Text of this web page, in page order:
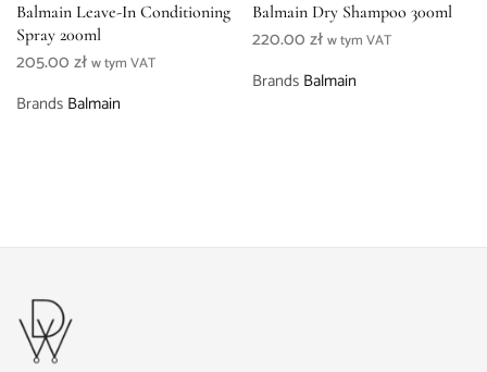
Balmain Leave-In Conditioning
Spray 200ml
205.00złw tym VAT
Brands Balmain
Balmain Dry Shampoo 300ml
220.00zł w tym VAT
Brands Balmain